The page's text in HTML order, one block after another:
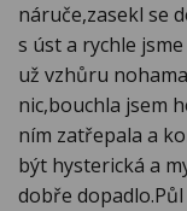
náruče,zasekl se
s úst a rychle
už vzhůru
nic,bouchla jsem
ním zatřepala a
být hysterická a
dobře